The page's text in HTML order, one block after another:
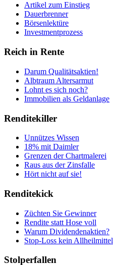
Artikel zum Einstieg
Dauerbrenner
Börsenlektüre
Investmentprozess
Reich in Rente
Darum Qualitätsaktien!
Albtraum Altersarmut
Lohnt es sich noch?
Immobilien als Geldanlage
Renditekiller
Unnützes Wissen
18% mit Daimler
Grenzen der Chartmalerei
Raus aus der Zinsfalle
Hört nicht auf sie!
Renditekick
Züchten Sie Gewinner
Rendite statt Hose voll
Warum Dividendenaktien?
Stop-Loss kein Allheilmittel
Stolperfallen